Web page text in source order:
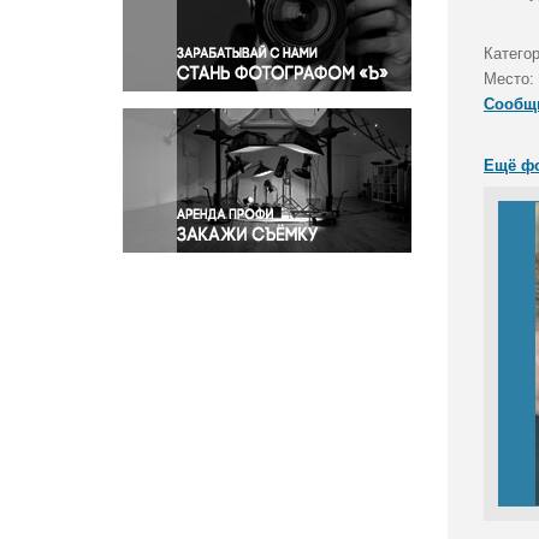
Правосудие
Происшествия и конфликты
Религия
Светская жизнь
Спорт
Экология
Экономика и бизнес
Место:
Ещё